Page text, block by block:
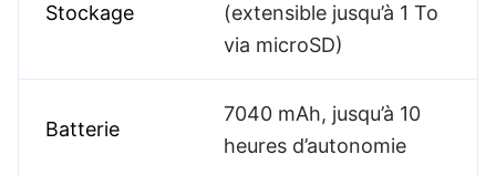
Stockage
(extensible jusqu’à 1 To
via microSD)
Batterie
7040 mAh, jusqu’à 10
heures d’autonomie